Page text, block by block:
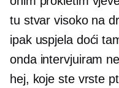
tu stvar visoko na
ipak uspjela doći
onda intervjuiram
hej, koje ste vrste